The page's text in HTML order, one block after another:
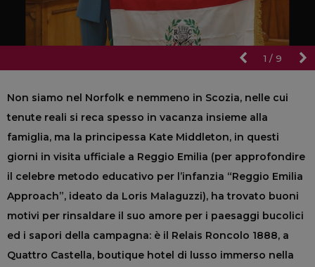
1 / 9
Non siamo nel Norfolk e nemmeno in Scozia, nelle cui
tenute reali si reca spesso in vacanza insieme alla
famiglia, ma la principessa Kate Middleton, in questi
giorni in visita ufficiale a Reggio Emilia (per approfondire
il celebre metodo educativo per l’infanzia “Reggio Emilia
Approach”, ideato da Loris Malaguzzi), ha trovato buoni
motivi per rinsaldare il suo amore per i paesaggi bucolici
ed i sapori della campagna: è il Relais Roncolo 1888, a
Quattro Castella, boutique hotel di lusso immerso nella